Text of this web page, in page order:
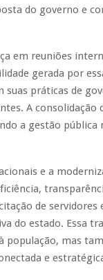
do governo e
em reuniões
gerada por
suas práticas de
A consolidação
a gestão pública
e a
de servidores
do estado. Essa
população, mas
e